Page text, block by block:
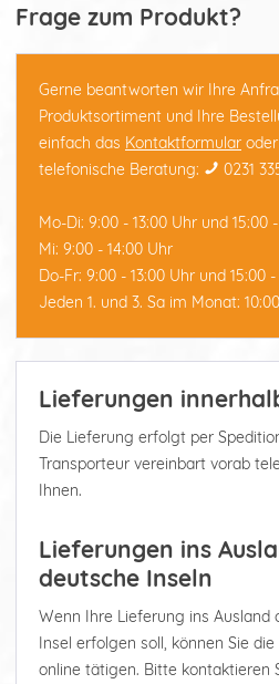
Frage zum Produkt?
Gerne beantworten wir Ihre
Produktsortiment und Ihre
einfach das Kontaktformular
telefonische Beratung:
0231
Mo-Di: 9:00 - 13:00 Uhr und 15:00
Mi: 9:00 - 14:00 Uhr
Do-Fr: 9:00 - 13:00 Uhr und 15:00
Jeden 1. und 3. Sa im Monat:
Lieferungen
Die Lieferung erfolgt per
Transporteur vereinbart vorab
Ihnen.
Lieferungen ins
deutsche Inseln
Wenn Ihre Lieferung ins Ausland
Insel erfolgen soll, können Sie
online tätigen. Bitte kontaktieren